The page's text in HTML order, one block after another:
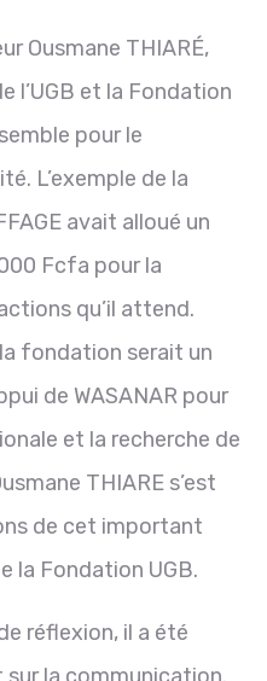
Ousmane THIARÉ,
l’UGB et la Fondation
pour le
L’exemple de la
avait alloué un
Fcfa pour la
qu’il attend.
fondation serait un
de WASANAR pour
et la recherche de
THIARE s’est
de cet important
la Fondation UGB.
réflexion, il a été